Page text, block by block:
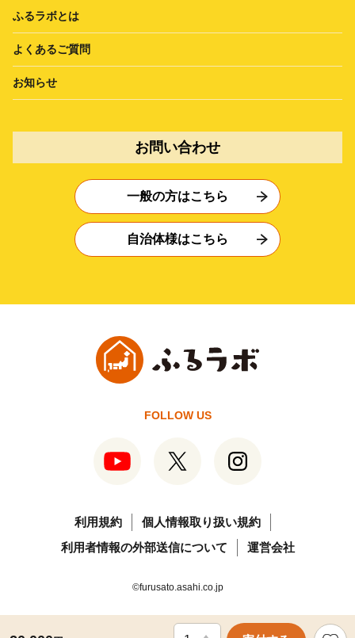
ふるラボとは
よくあるご質問
お知らせ
お問い合わせ
一般の方はこちら
自治体様はこちら
FOLLOW US
利用規約
個人情報取り扱い規約
利用者情報の外部送信について
運営会社
©furusato.asahi.co.jp